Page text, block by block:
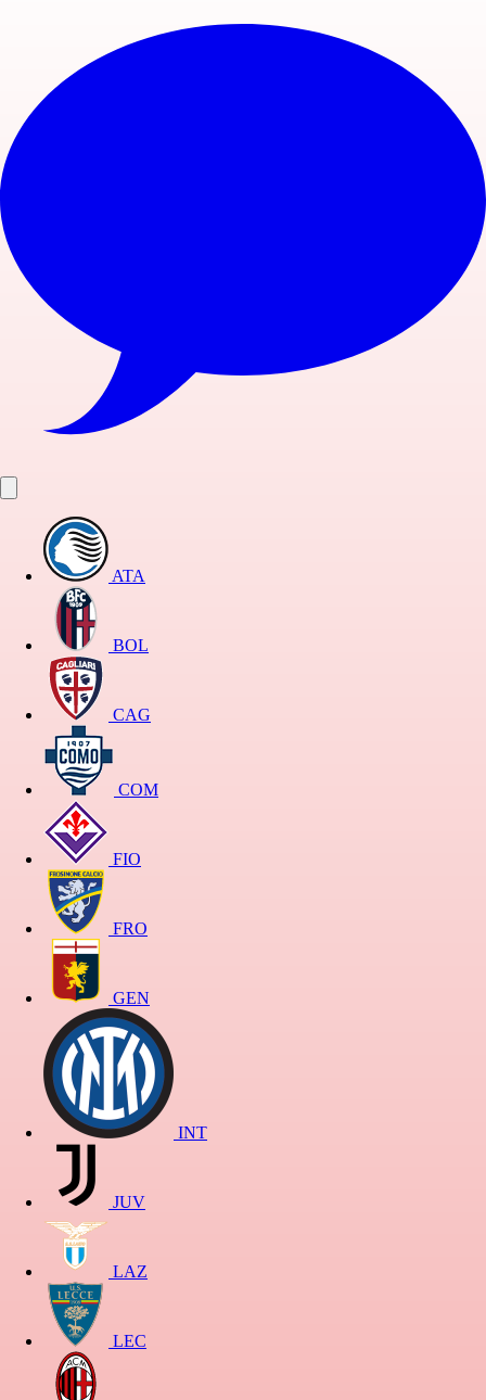
ATA
BOL
CAG
COM
FIO
FRO
GEN
INT
JUV
LAZ
LEC